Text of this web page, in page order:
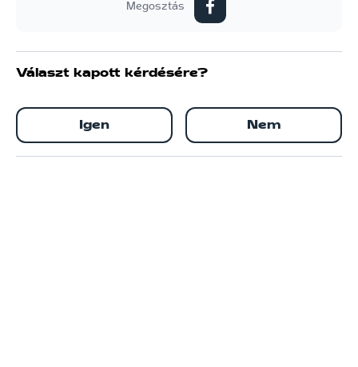
Megosztás
Választ kapott kérdésére?
Igen Nem